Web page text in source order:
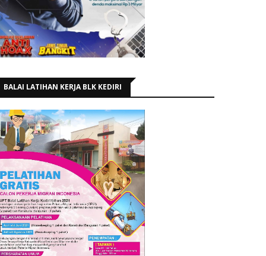
BALAI LATIHAN KERJA BLK KEDIRI